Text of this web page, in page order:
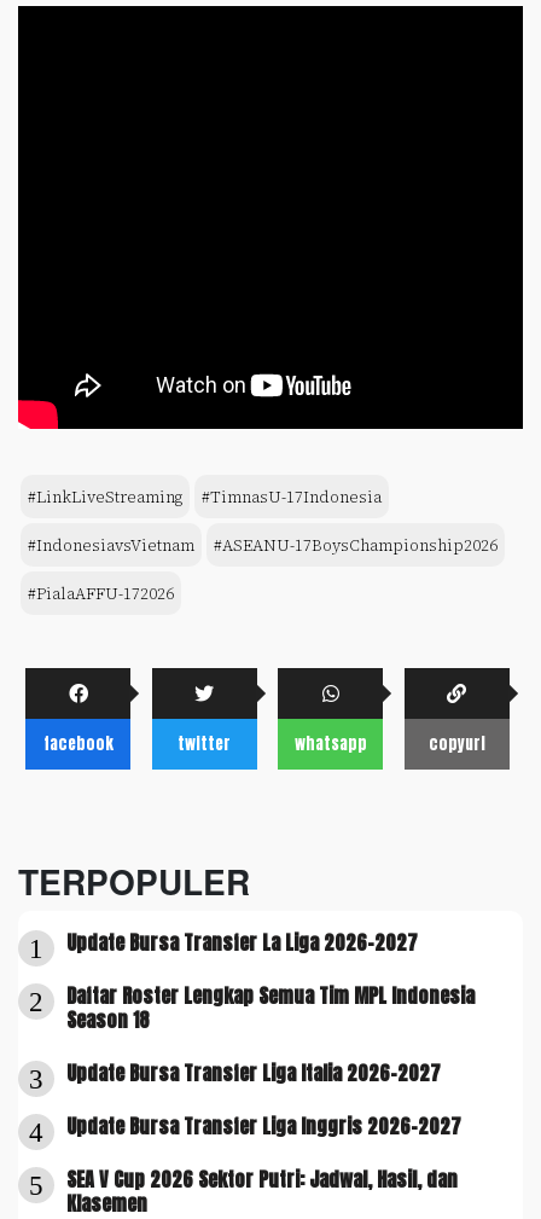
#LinkLiveStreaming #TimnasU-17Indonesia
#IndonesiavsVietnam #ASEANU-17BoysChampionship2026
#PialaAFFU-172026
facebook twitter whatsapp copyurl
TERPOPULER
1 Update Bursa Transfer La Liga 2026-2027
2
Daftar Roster Lengkap Semua Tim MPL Indonesia
Season 18
3 Update Bursa Transfer Liga Italia 2026-2027
4 Update Bursa Transfer Liga Inggris 2026-2027
5
SEA V Cup 2026 Sektor Putri: Jadwal, Hasil, dan
Klasemen